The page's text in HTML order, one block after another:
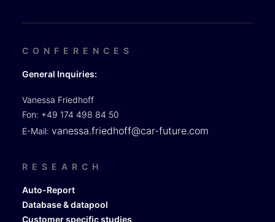
CONFERENCES
General Inquiries:
Vanessa Friedhoff
Fon: +49 174 498 84 50
E-Mail: vanessa.friedhoff@car-future.com
RESEARCH
Auto-Report
Database & datapool
Customer specific studies